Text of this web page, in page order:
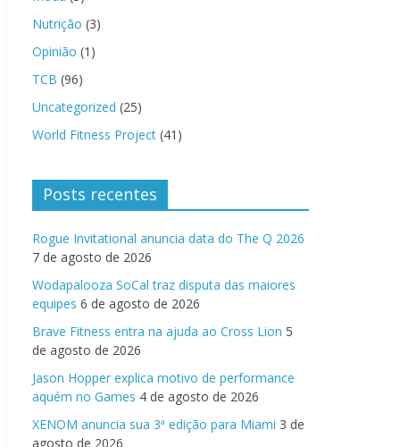
Nutrição (3)
Opinião (1)
TCB (96)
Uncategorized (25)
World Fitness Project (41)
Posts recentes
Rogue Invitational anuncia data do The Q 2026
7 de agosto de 2026
Wodapalooza SoCal traz disputa das maiores
equipes 6 de agosto de 2026
Brave Fitness entra na ajuda ao Cross Lion 5
de agosto de 2026
Jason Hopper explica motivo de performance
aquém no Games 4 de agosto de 2026
XENOM anuncia sua 3ª edição para Miami 3 de
agosto de 2026